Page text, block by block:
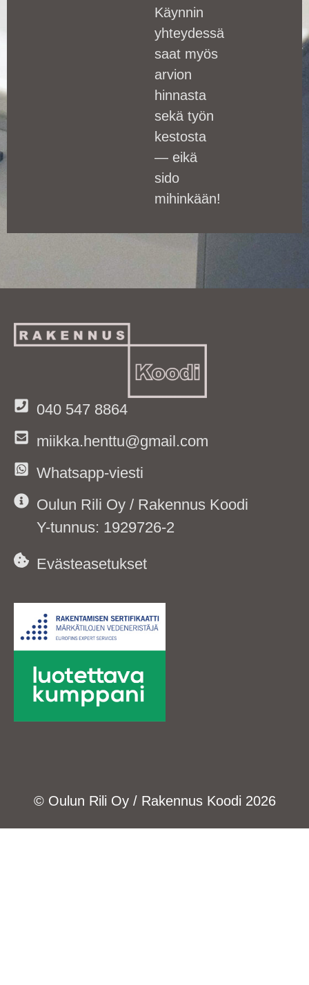
Käynnin
yhteydessä
saat myös
arvion
hinnasta
sekä työn
kestosta
— eikä
sido
mihinkään!
040 547 8864
miikka.henttu@gmail.com
Whatsapp-viesti
Oulun Rili Oy / Rakennus Koodi
Y-tunnus: 1929726-2
Evästeasetukset
© Oulun Rili Oy / Rakennus Koodi 2026